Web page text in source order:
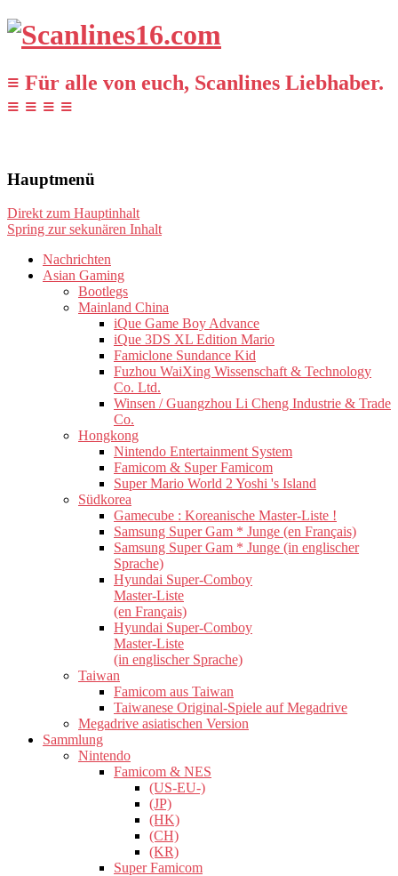
≡ Für alle von euch, Scanlines Liebhaber.
≡ ≡ ≡ ≡
Hauptmenü
Direkt zum Hauptinhalt
Spring zur sekunären Inhalt
Nachrichten
Asian Gaming
Bootlegs
Mainland China
iQue Game Boy Advance
iQue 3DS XL Edition Mario
Famiclone Sundance Kid
Fuzhou WaiXing Wissenschaft & Technology
Co. Ltd.
Winsen / Guangzhou Li Cheng Industrie & Trade
Co.
Hongkong
Nintendo Entertainment System
Famicom & Super Famicom
Super Mario World 2 Yoshi 's Island
Südkorea
Gamecube : Koreanische Master-Liste !
Samsung Super Gam * Junge (en Français)
Samsung Super Gam * Junge (in englischer
Sprache)
Hyundai Super-Comboy
Master-Liste
(en Français)
Hyundai Super-Comboy
Master-Liste
(in englischer Sprache)
Taiwan
Famicom aus Taiwan
Taiwanese Original-Spiele auf Megadrive
Megadrive asiatischen Version
Sammlung
Nintendo
Famicom & NES
(US-EU-)
(JP)
(HK)
(CH)
(KR)
Super Famicom